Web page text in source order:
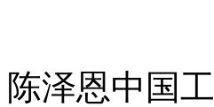
陈泽恩中国